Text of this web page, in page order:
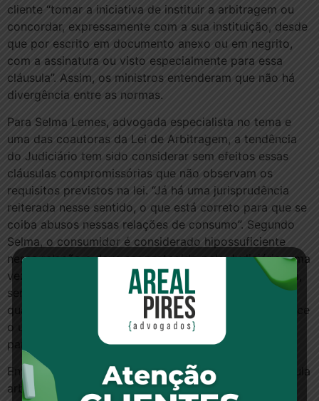
cliente “tomar a iniciativa de instituir a arbitragem ou
concordar, expressamente com a sua instituição, desde
que por escrito em documento anexo ou em negrito,
com a assinatura ou visto especialmente para essa
cláusula”. Assim, os ministros entenderam que não há
divergência entre as normas.
Para Selma Lemes, advogada especialista no tema e
uma das coautoras da Lei de Arbitragem, a tendência
do Judiciário tem sido considerar sem efeitos essas
cláusulas compromissórias que não observam os
requisitos previstos na lei. “Já há uma jurisprudência
reiterada nesse sentido, o que está correto para que se
coiba abusos nessas relações de consumo”. Segundo
Selma, o consumidor é considerado hipossuficiente
nessa relação e deve ser protegido pelo Judiciário, uma
vez que pode ter sido induzido a aceitar a arbitragem,
sem conhecer o mecanismo. “As exceções existem
quando se fica comprovado que o consumidor conhece
o uso da arbitragem e tem discernimento e vontade
para optar por isso”.
Entre as exceções que admitiram a validade da cláusula
arbitral, há uma decisão da 15ª Câmara Cível do